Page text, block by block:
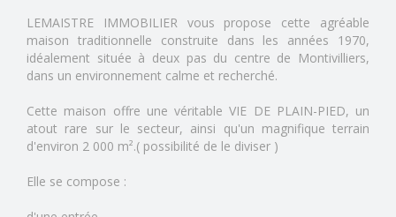
LEMAISTRE IMMOBILIER vous propose cette agréable
maison traditionnelle construite dans les années 1970,
idéalement située à deux pas du centre de Montivilliers,
dans un environnement calme et recherché.
Cette maison offre une véritable VIE DE PLAIN-PIED, un
atout rare sur le secteur, ainsi qu'un magnifique terrain
d'environ 2 000 m².( possibilité de le diviser )
Elle se compose :